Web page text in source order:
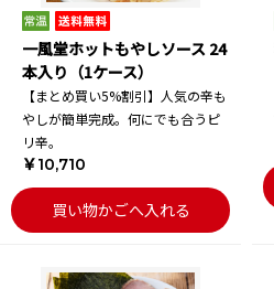
一風堂ホットもやしソース 24
本入り（1ケース）
【まとめ買い5%割引】人気の辛も
やしが簡単完成。何にでも合うピ
リ辛。
￥10,710
買い物かごへ入れる